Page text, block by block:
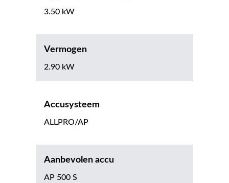
3.50 kW
Vermogen
2.90 kW
Accusysteem
ALLPRO/AP
Aanbevolen accu
AP 500 S